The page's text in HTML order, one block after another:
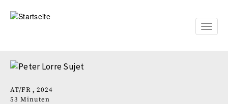
zum
Toggle
AT FR
2024
53 Minuten